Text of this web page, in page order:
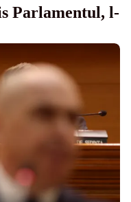
Parlamentul, l-